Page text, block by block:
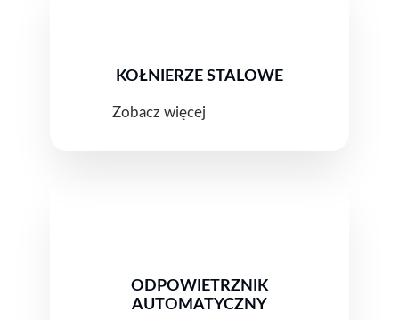
KOŁNIERZE STALOWE
Zobacz więcej
ODPOWIETRZNIK
AUTOMATYCZNY